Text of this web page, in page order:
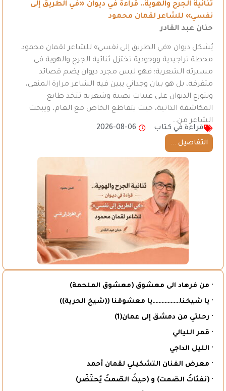
ثنائية الجرح والهوية.. قراءة في ديوان «في الطريق إلى
نفسي» للشاعر لقمان محمود
حنان عبد القادر
يُشكل ديوان «في الطريق إلى نفسي» للشاعر لقمان محمود
محطة تراجيدية ووجودية تختزل ثنائية الجرح والهوية في
مسيرته الشعرية؛ فهو ليس مجرد ديوان يضم قصائد
متفرقة، بل هو بيان وجداني يبين فيه الشاعر مرارة المنفى،
ويتوزع الديوان على عتبات نصية وشعرية تتخذ طابع
المكاشفة الذاتية، حيث يتقاطع الخاص مع العام، ويبحث
الشاعر من…
قراءة في كتاب
2026-08-06
التفاصيل ...
· من فرهاد الى معشوق (معشوق الملحمة)
· يا شيخنا………………يا معشوقنا ((شيخ الحرية))
· رحلتي من دمشق إلى عمان(1)
· قمر الليالي
· الليل الداجي
· معرض الفنان التشكيلي لقمان أحمد
· (نفثاتُ الصّمت) و (حيثُ الصّمتُ يُحتَضَر)